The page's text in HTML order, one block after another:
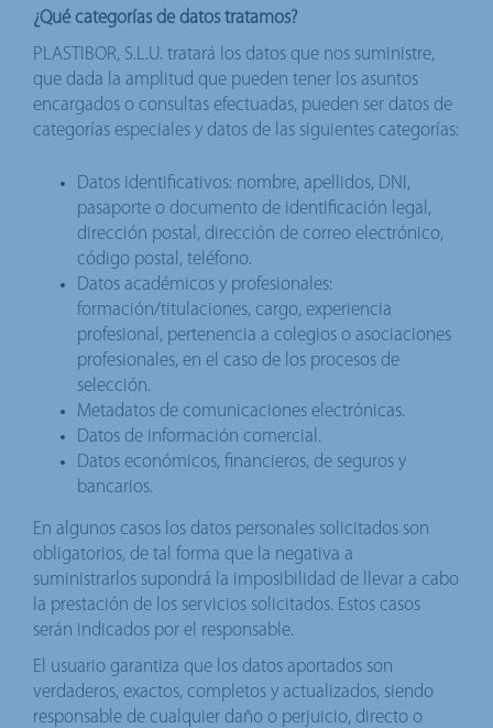
¿Qué categorías de datos tratamos?
PLASTIBOR, S.L.U. tratará los datos que nos suministre,
que dada la amplitud que pueden tener los asuntos
encargados o consultas efectuadas, pueden ser datos de
categorías especiales y datos de las siguientes categorías:
Datos identificativos: nombre, apellidos, DNI,
pasaporte o documento de identificación legal,
dirección postal, dirección de correo electrónico,
código postal, teléfono.
Datos académicos y profesionales:
formación/titulaciones, cargo, experiencia
profesional, pertenencia a colegios o asociaciones
profesionales, en el caso de los procesos de
selección.
Metadatos de comunicaciones electrónicas.
Datos de información comercial.
Datos económicos, financieros, de seguros y
bancarios.
En algunos casos los datos personales solicitados son
obligatorios, de tal forma que la negativa a
suministrarlos supondrá la imposibilidad de llevar a cabo
la prestación de los servicios solicitados. Estos casos
serán indicados por el responsable.
El usuario garantiza que los datos aportados son
verdaderos, exactos, completos y actualizados, siendo
responsable de cualquier daño o perjuicio, directo o